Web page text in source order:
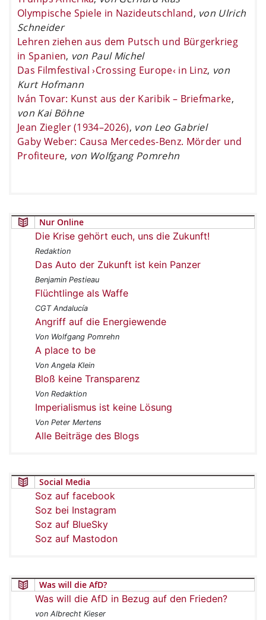
Olympische Spiele in Nazideutschland, von Ulrich
Schneider
Lehren ziehen aus dem Putsch und Bürgerkrieg
in Spanien, von Paul Michel
Das Filmfestival ›Crossing Europe‹ in Linz, von
Kurt Hofmann
Iván Tovar: Kunst aus der Karibik – Briefmarke,
von Kai Böhne
Jean Ziegler (1934–2026), von Leo Gabriel
Gaby Weber: Causa Mercedes-Benz. Mörder und
Profiteure, von Wolfgang Pomrehn
Nur Online
Die Krise gehört euch, uns die Zukunft!
Redaktion
Das Auto der Zukunft ist kein Panzer
Benjamin Pestieau
Flüchtlinge als Waffe
CGT Andalucía
Angriff auf die Energiewende
Von Wolfgang Pomrehn
A place to be
Von Angela Klein
Bloß keine Transparenz
Von Redaktion
Imperialismus ist keine Lösung
Von Peter Mertens
Alle Beiträge des Blogs
Social Media
Soz auf facebook
Soz bei Instagram
Soz auf BlueSky
Soz auf Mastodon
Was will die AfD?
Was will die AfD in Bezug auf den Frieden?
von Albrecht Kieser